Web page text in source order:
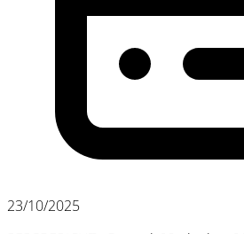
23/10/2025